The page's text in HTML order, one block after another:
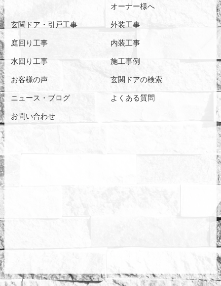
オーナー様へ
玄関ドア・引戸工事 外装工事
庭回り工事 内装工事
水回り工事 施工事例
お客様の声 玄関ドアの検索
ニュース・ブログ よくある質問
お問い合わせ